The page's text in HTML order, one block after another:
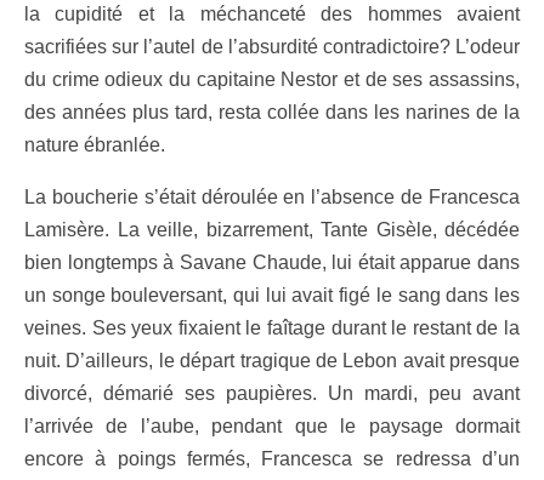
la cupidité et la méchanceté des hommes avaient
sacrifiées sur l’autel de l’absurdité contradictoire? L’odeur
du crime odieux du capitaine Nestor et de ses assassins,
des années plus tard, resta collée dans les narines de la
nature ébranlée.
La boucherie s’était déroulée en l’absence de Francesca
Lamisère. La veille, bizarrement, Tante Gisèle, décédée
bien longtemps à Savane Chaude, lui était apparue dans
un songe bouleversant, qui lui avait figé le sang dans les
veines. Ses yeux fixaient le faîtage durant le restant de la
nuit. D’ailleurs, le départ tragique de Lebon avait presque
divorcé, démarié ses paupières. Un mardi, peu avant
l’arrivée de l’aube, pendant que le paysage dormait
encore à poings fermés, Francesca se redressa d’un